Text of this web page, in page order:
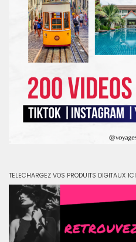
TELECHARGEZ VOS PRODUITS DIGITAUX ICI